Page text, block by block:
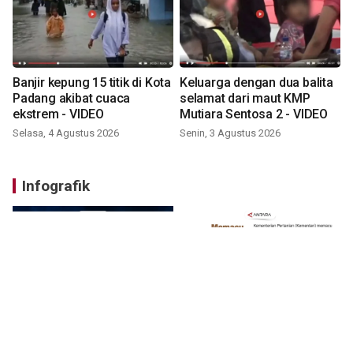
Banjir kepung 15 titik di Kota
Padang akibat cuaca
ekstrem - VIDEO
Selasa, 4 Agustus 2026
Keluarga dengan dua balita
selamat dari maut KMP
Mutiara Sentosa 2 - VIDEO
Senin, 3 Agustus 2026
Infografik